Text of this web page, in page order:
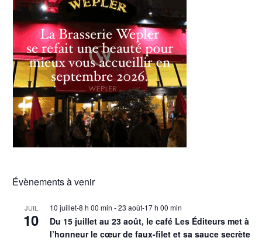
Évènements à venir
JUIL
10
10 juillet-8 h 00 min -23 août-17 h 00 min
Du 15 juillet au 23 août, le café Les Éditeurs met à
l’honneur le cœur de faux-filet et sa sauce secrète